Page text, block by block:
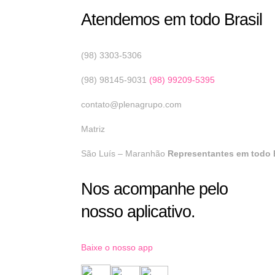
Atendemos em todo Brasil
(98) 3303-5306
(98) 98145-9031 (98) 99209-5395
contato@plenagrupo.com
Matriz
São Luís – Maranhão Representantes em todo
Nos acompanhe pelo
nosso aplicativo.
Baixe o nosso app